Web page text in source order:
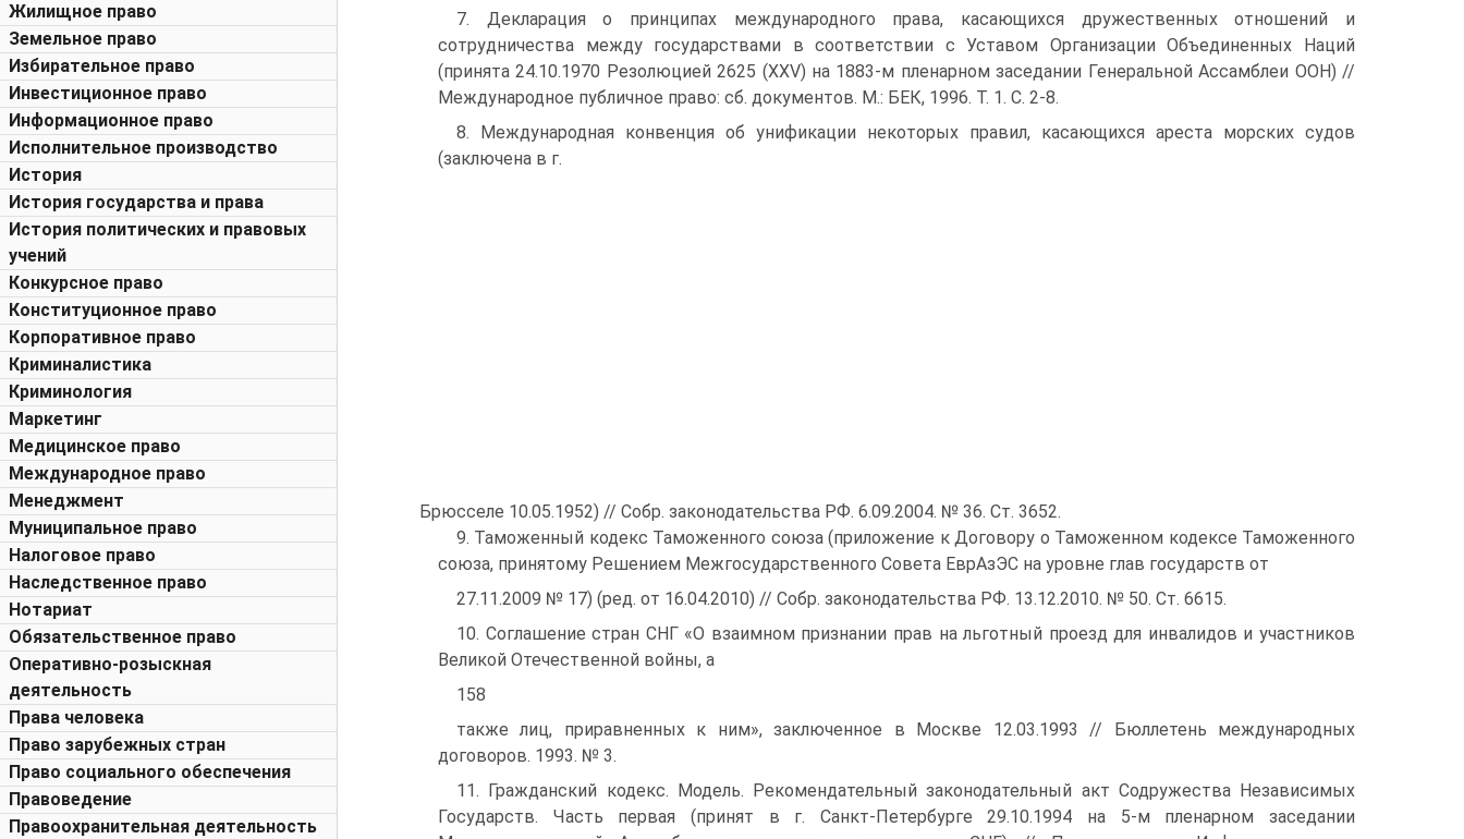
Жилищное право
Земельное право
Избирательное право
Инвестиционное право
Информационное право
Исполнительное производство
История
История государства и права
История политических и правовых
учений
Конкурсное право
Конституционное право
Корпоративное право
Криминалистика
Криминология
Маркетинг
Медицинское право
Международное право
Менеджмент
Муниципальное право
Налоговое право
Наследственное право
Нотариат
Обязательственное право
Оперативно-розыскная
деятельность
Права человека
Право зарубежных стран
Право социального обеспечения
Правоведение
Правоохранительная деятельность
7. Декларация о принципах международного права, касающихся дружественных отношений и
сотрудничества между государствами в соответствии с Уставом Организации Объединенных Наций
(принята 24.10.1970 Резолюцией 2625 (XXV) на 1883-м пленарном заседании Генеральной Ассамблеи ООН) //
Международное публичное право: сб. документов. М.: БЕК, 1996. Т. 1. С. 2-8.
8. Международная конвенция об унификации некоторых правил, касающихся ареста морских судов
(заключена в г.
Брюсселе 10.05.1952) // Собр. законодательства РФ. 6.09.2004. № 36. Ст. 3652.
9. Таможенный кодекс Таможенного союза (приложение к Договору о Таможенном кодексе Таможенного
союза, принятому Решением Межгосударственного Совета ЕврАзЭС на уровне глав государств от
27.11.2009 № 17) (ред. от 16.04.2010) // Собр. законодательства РФ. 13.12.2010. № 50. Ст. 6615.
10. Соглашение стран СНГ «О взаимном признании прав на льготный проезд для инвалидов и участников
Великой Отечественной войны, а
158
также лиц, приравненных к ним», заключенное в Москве 12.03.1993 // Бюллетень международных
договоров. 1993. № 3.
11. Гражданский кодекс. Модель. Рекомендательный законодательный акт Содружества Независимых
Государств. Часть первая (принят в г. Санкт-Петербурге 29.10.1994 на 5-м пленарном заседании